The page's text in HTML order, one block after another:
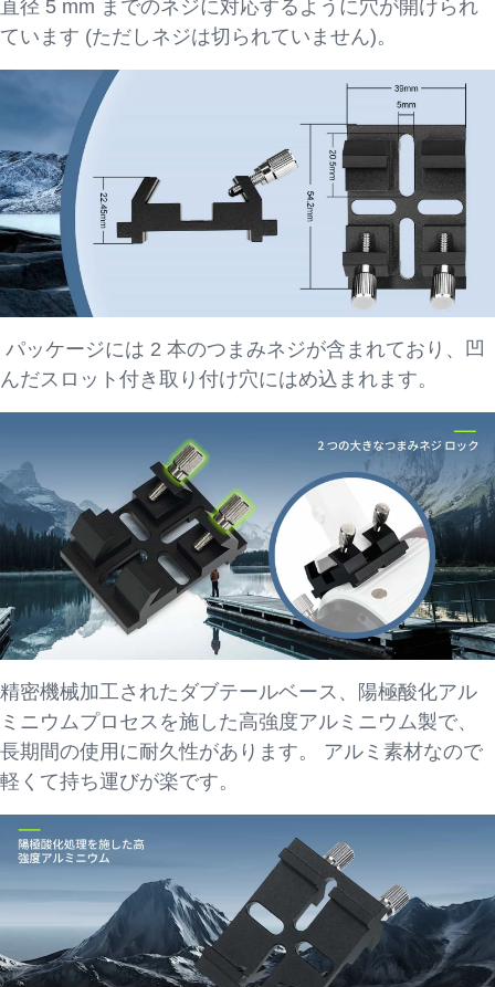
直径 5 mm までのネジに対応するように穴が開けられ
ています (ただしネジは切られていません)。
パッケージには 2 本のつまみネジが含まれており、凹
んだスロット付き取り付け穴にはめ込まれます。
精密機械加工されたダブテールベース、陽極酸化アル
ミニウムプロセスを施した高強度アルミニウム製で、
長期間の使用に耐久性があります。 アルミ素材なので
軽くて持ち運びが楽です。